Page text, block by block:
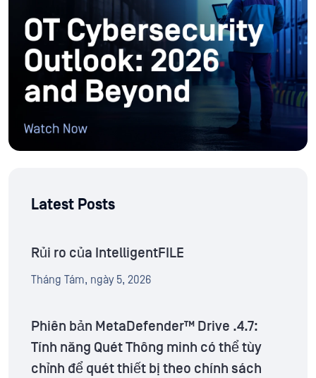
Latest Posts
Rủi ro của IntelligentFILE
Tháng Tám, ngày 5, 2026
Phiên bản MetaDefender™ Drive .4.7:
Tính năng Quét Thông minh có thể tùy
chỉnh để quét thiết bị theo chính sách